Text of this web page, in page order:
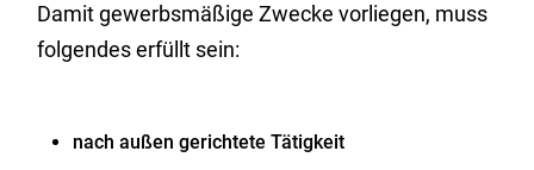
Damit gewerbsmäßige Zwecke vorliegen, muss
folgendes erfüllt sein:
nach außen gerichtete Tätigkeit